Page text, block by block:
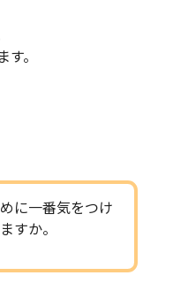
。
に一番気をつけ
すか。